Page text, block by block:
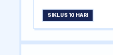
SIKLUS 10 HARI